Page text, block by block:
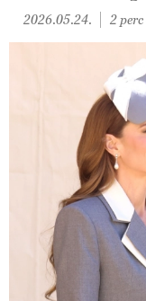
2026.05.24. 2